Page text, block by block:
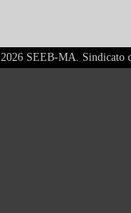
2026 SEEB-MA. Sindicato